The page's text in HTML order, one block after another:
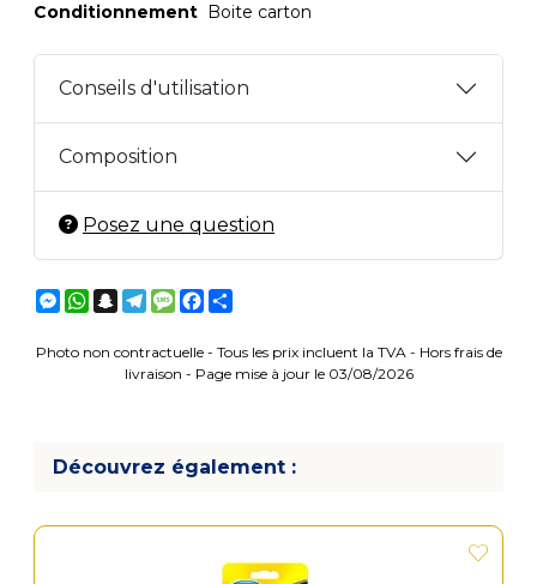
Conditionnement Boite carton
Conseils d'utilisation
Composition
Posez une question
Messenger
WhatsApp
Snapchat
Telegram
MessageFacebook
Photo non contractuelle - Tous les prix incluent la TVA - Hors frais de
livraison - Page mise à jour le 03/08/2026
Découvrez également :